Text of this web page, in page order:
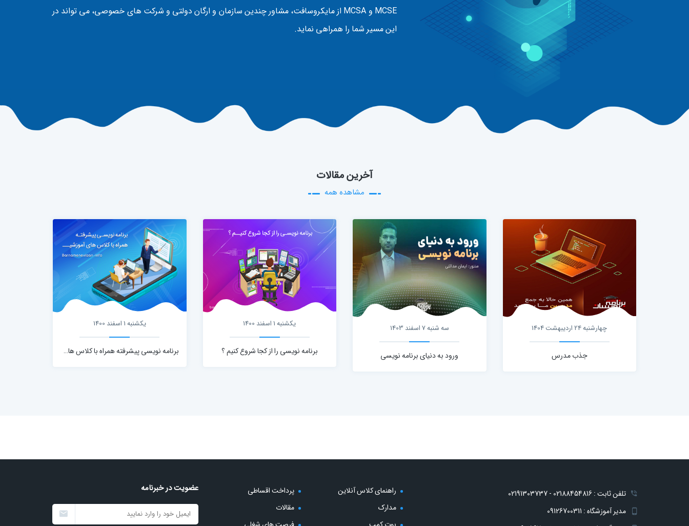
MCSE و MCSA از مایکروسافت، مشاور چندین سازمان و ارگان دولتی و شرکت های خصوصی، می تواند در
این مسیر شما را همراهی نماید.
آخرین مقالات
مشاهده همه
چهارشنبه 24 اردیبهشت 1404
جذب مدرس
سه شنبه 7 اسفند 1403
ورود به دنیای برنامه نویسی
یکشنبه 1 اسفند 1400
برنامه نویسی را از کجا شروع کنیم ؟
یکشنبه 1 اسفند 1400
برنامه نویسی پیشرفته همراه با کلاس های آموزشی
تلفن ثابت : 02188454816 - 02191303737
مدیر آموزشگاه : 09126700311
راهنمای کلاس آنلاین
پرداخت اقساطی
مدارک
مقالات
عضویت در خبرنامه